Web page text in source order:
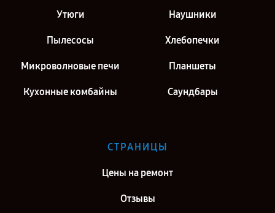
Утюги Наушники
Пылесосы Хлебопечки
Микроволновые печи Планшеты
Кухонные комбайны Саундбары
СТРАНИЦЫ
Цены на ремонт
Отзывы